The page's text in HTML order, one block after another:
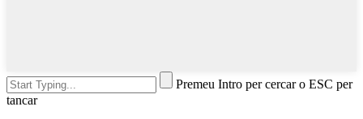
Premeu Intro per cercar o ESC per
tancar